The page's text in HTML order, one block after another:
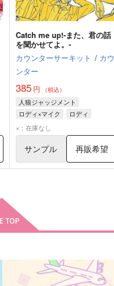
Catch me up!-また、君の話
を聞かせてよ。-
カウンターサーキット / カウ
ンター
385円 （税込）
人狼ジャッジメント
ロディ×マイク
ロディ
マイク
×：在庫なし
サンプル 再販希望